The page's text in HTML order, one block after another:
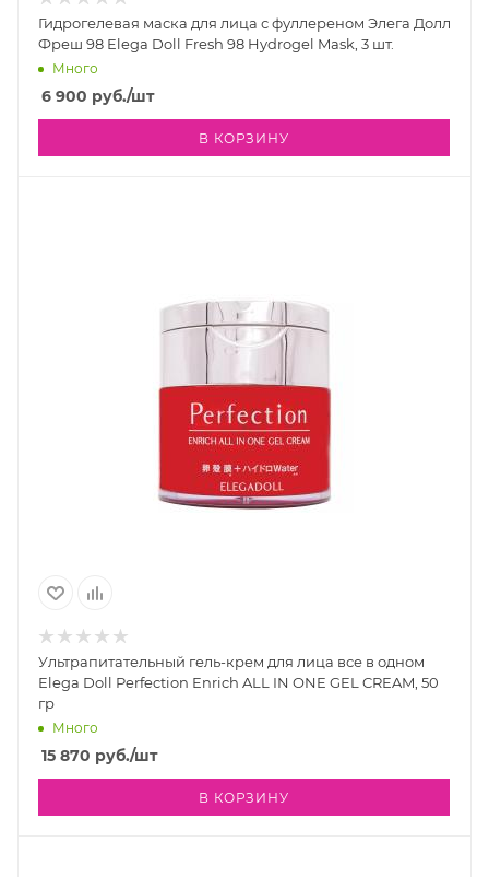
Гидрогелевая маска для лица с фуллереном Элега Долл
Фреш 98 Elega Doll Fresh 98 Hydrogel Mask, 3 шт.
Много
6 900 руб./шт
В КОРЗИНУ
Ультрапитательный гель-крем для лица все в одном
Elega Doll Perfection Enrich ALL IN ONE GEL CREAM, 50
гр
Много
15 870 руб./шт
В КОРЗИНУ